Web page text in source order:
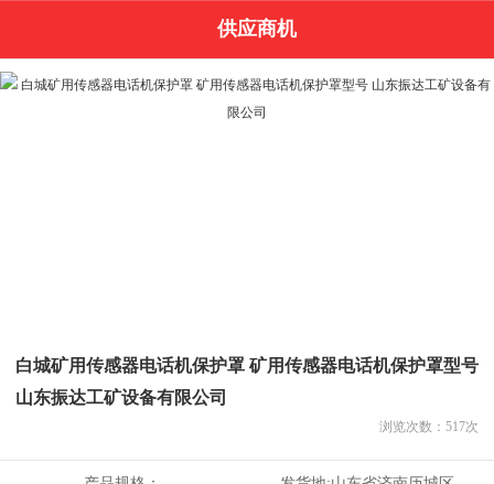
供应商机
白城矿用传感器电话机保护罩 矿用传感器电话机保护罩型号
山东振达工矿设备有限公司
浏览次数： 517次